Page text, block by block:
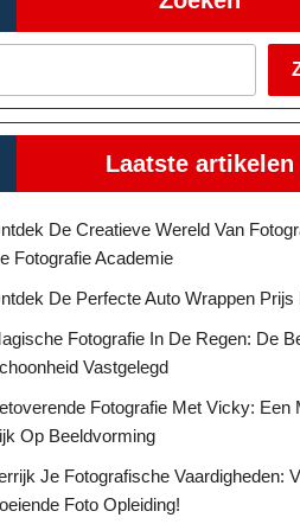
Laatste artikelen
De Creatieve Wereld Van
Fotografie Academie
De Perfecte Auto Wrappen Prijs
Fotografie In De Regen: De
Vastgelegd
Fotografie Met Vicky: Een
Op Beeldvorming
Je Fotografische Vaardigheden:
Foto Opleiding!